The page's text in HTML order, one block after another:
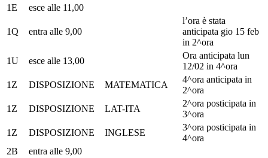
1E
esce alle 11,00
1Q entra alle 9,00
l’ora è stata
anticipata gio 15 feb
in 2^ora
1U
esce alle 13,00
Ora anticipata lun
12/02 in 4^ora
1Z
DISPOSIZIONE MATEMATICA
4^ora anticipata in
2^ora
1Z
DISPOSIZIONE LAT-ITA
2^ora posticipata in
3^ora
1Z
DISPOSIZIONE INGLESE
3^ora posticipata in
4^ora
2B
entra alle 9,00